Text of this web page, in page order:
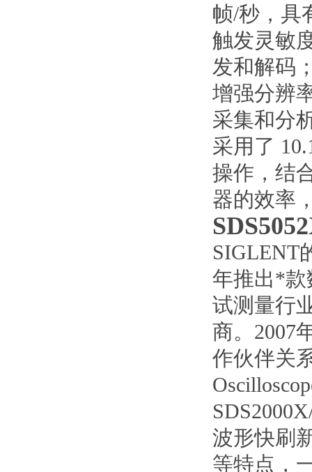
帧/秒，具
触发灵敏
发和解码
增强分辨
采集和分
采用了
操作，结
器的效率
SIGLENT
年推出*款
试测量行
商。2007
作伙伴关
波形快刷
等特点，